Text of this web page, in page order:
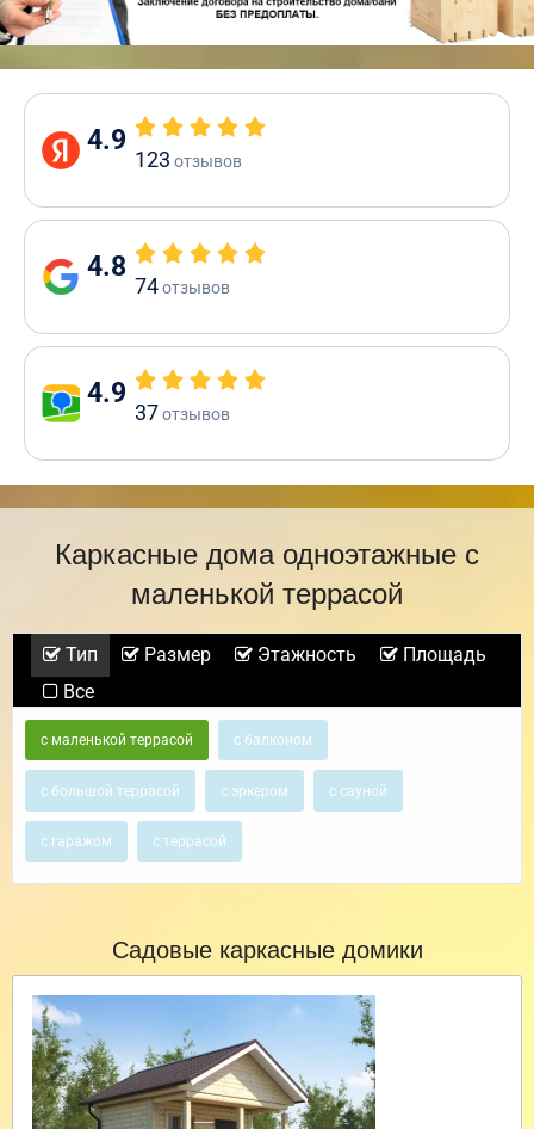
4.9
123 отзывов
4.8
74отзывов
4.9
37отзывов
Каркасные дома одноэтажные с
маленькой террасой
Тип Размер Этажность
Площадь
Все
с маленькой террасой с балконом
с большой террасой с эркером с сауной
с гаражом с террасой
Садовые каркасные домики